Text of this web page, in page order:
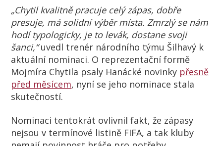
„Chytil kvalitně pracuje celý zápas, dobře
presuje, má solidní výběr místa. Zmrzlý se nám
hodí typologicky, je to levák, dostane svoji
šanci,“uvedl trenér národního týmu Šilhavý k
aktuální nominaci. O reprezentační formě
Mojmíra Chytila psaly Hanácké novinky přesně
před měsícem, nyní se jeho nominace stala
skutečností.
Nominaci tentokrát ovlivnil fakt, že zápasy
nejsou v termínové listině FIFA, a tak kluby